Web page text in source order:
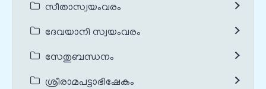
സീതാസ്വയംവരം
ദേവയാനി സ്വയംവരം
സേതുബന്ധനം
ശ്രീരാമപട്ടാഭിഷേകം